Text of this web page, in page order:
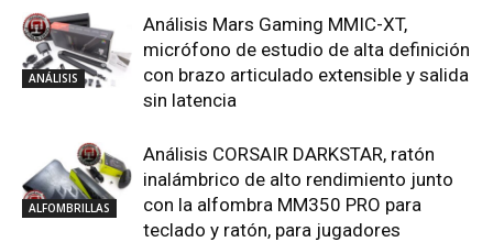
ANÁLISIS
Análisis Mars Gaming MMIC-XT,
micrófono de estudio de alta definición
con brazo articulado extensible y salida
sin latencia
ALFOMBRILLAS
Análisis CORSAIR DARKSTAR, ratón
inalámbrico de alto rendimiento junto
con la alfombra MM350 PRO para
teclado y ratón, para jugadores